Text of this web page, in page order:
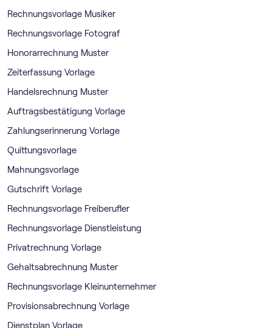
Rechnungsvorlage Musiker
Rechnungsvorlage Fotograf
Honorarrechnung Muster
Zeiterfassung Vorlage
Handelsrechnung Muster
Auftragsbestätigung Vorlage
Zahlungserinnerung Vorlage
Quittungsvorlage
Mahnungsvorlage
Gutschrift Vorlage
Rechnungsvorlage Freiberufler
Rechnungsvorlage Dienstleistung
Privatrechnung Vorlage
Gehaltsabrechnung Muster
Rechnungsvorlage Kleinunternehmer
Provisionsabrechnung Vorlage
Dienstplan Vorlage